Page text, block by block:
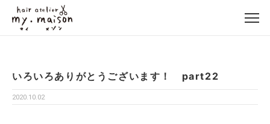
いろいろありがとうございます！ part22
2020.10.02